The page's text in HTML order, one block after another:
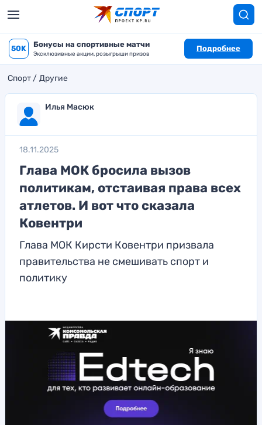
50K Бонусы на спортивные матчи
Эксклюзивные акции, розыгрыши призов
Подробнее
Спорт Другие
Илья Масюк
18.11.2025
Глава МОК бросила вызов
политикам, отстаивая права всех
атлетов. И вот что сказала
Ковентри
Глава МОК Кирсти Ковентри призвала
правительства не смешивать спорт и
политику